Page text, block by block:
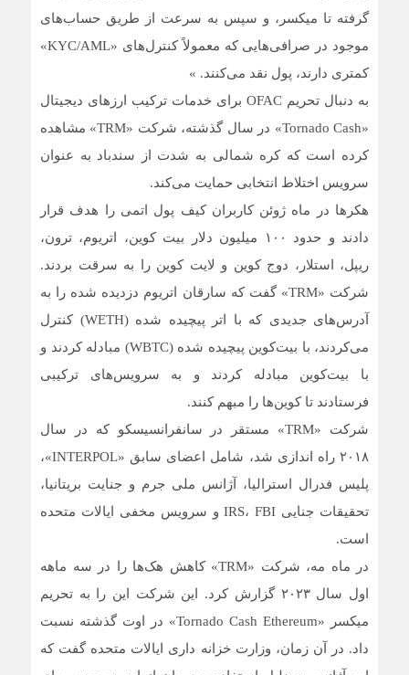
گرفته تا میکسر، و سپس به سرعت از طریق حساب‌های
موجود در صرافی‌هایی که معمولاً کنترل‌های «KYC/AML»
کمتری دارند، پول نقد می‌کنند. »
به دنبال تحریم OFAC برای خدمات ترکیب ارزهای دیجیتال
«Tornado Cash» در سال گذشته، شرکت «TRM» مشاهده
کرده است که کره شمالی به شدت از سندباد به عنوان
سرویس اختلاط انتخابی حمایت می‌کند.
هکرها در ماه ژوئن کاربران کیف پول اتمی را هدف قرار
دادند و حدود ۱۰۰ میلیون دلار بیت کوین، اتریوم، ترون،
ریپل، استلار، دوج کوین و لایت کوین را به سرقت بردند.
شرکت «TRM» گفت که سارقان اتریوم دزدیده شده را به
آدرس‌های جدیدی که با اتر پیچیده شده (WETH) کنترل
می‌کردند، با بیت‌کوین پیچیده شده (WBTC) مبادله کردند و
با بیت‌کوین مبادله کردند و به سرویس‌های ترکیبی
فرستادند تا کوین‌ها را مبهم کنند.
شرکت «TRM» مستقر در سانفرانسیسکو که در سال
۲۰۱۸ راه اندازی شد، شامل اعضای سابق «INTERPOL»،
پلیس فدرال استرالیا، آژانس ملی جرم و جنایت بریتانیا،
تحقیقات جنایی IRS، FBI و سرویس مخفی ایالات متحده
است.
در ماه مه، شرکت «TRM» کاهش هک‌ها را در سه ماهه
اول سال ۲۰۲۳ گزارش کرد. این شرکت این را به تحریم
میکسر «Tornado Cash Ethereum» در اوت گذشته نسبت
داد. در آن زمان، وزارت خزانه داری ایالات متحده گفت که